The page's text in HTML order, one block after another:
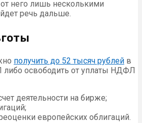
него лишь несколькими
речь дальше.
получить до 52 тысяч рублей в
освободить от уплаты НДФЛ
деятельности на бирже;
европейских облигаций.